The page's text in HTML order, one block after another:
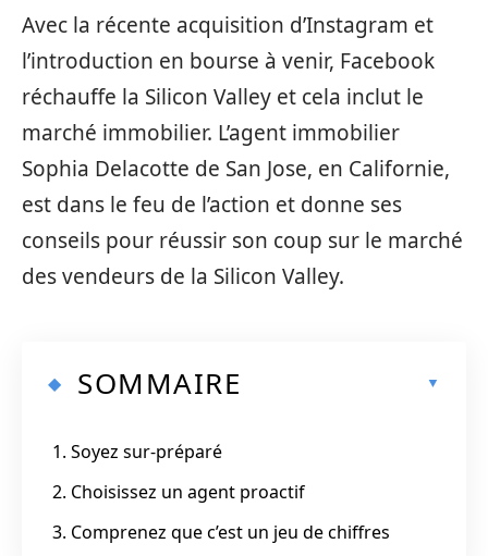
Avec la récente acquisition d’Instagram et
l’introduction en bourse à venir, Facebook
réchauffe la Silicon Valley et cela inclut le
marché immobilier. L’agent immobilier
Sophia Delacotte de San Jose, en Californie,
est dans le feu de l’action et donne ses
conseils pour réussir son coup sur le marché
des vendeurs de la Silicon Valley.
SOMMAIRE
1. Soyez sur-préparé
2. Choisissez un agent proactif
3. Comprenez que c’est un jeu de chiffres